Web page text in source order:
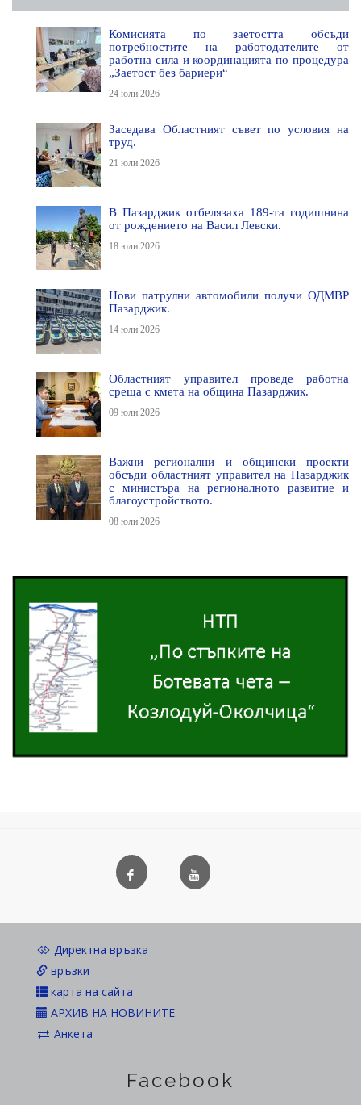
Комисията по заетостта обсъди
потребностите на работодателите от
работна сила и координацията по процедура
„Заетост без бариери“
24 юли 2026
Заседава Областният съвет по условия на
труд.
21 юли 2026
В Пазарджик отбелязаха 189-та годишнина
от рождението на Васил Левски.
18 юли 2026
Нови патрулни автомобили получи ОДМВР
Пазарджик.
14 юли 2026
Областният управител проведе работна
среща с кмета на община Пазарджик.
09 юли 2026
Важни регионални и общински проекти
обсъди областният управител на Пазарджик
с министъра на регионалното развитие и
благоустройството.
08 юли 2026
Директна връзка
връзки
карта на сайта
АРХИВ НА НОВИНИТЕ
Анкета
Facebook